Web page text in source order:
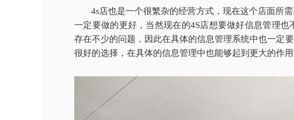
4s店也是一个很繁杂的经营方式，现在这个店面所
一定要做的更好，当然现在的4S店想要做好信息管理
存在不少的问题，因此在具体的信息管理系统中也一定
很好的选择，在具体的信息管理中也能够起到更大的作用